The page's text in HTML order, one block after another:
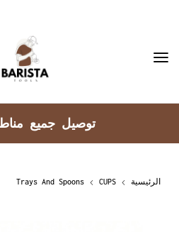
توصيل جميع
الرئيسية CUPS
Trays And Spoons